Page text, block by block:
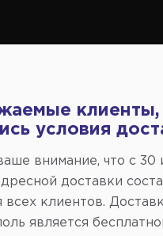
центр:
8
клиенты,
условия
внимание, что c 30
доставки
всех клиентов.
является